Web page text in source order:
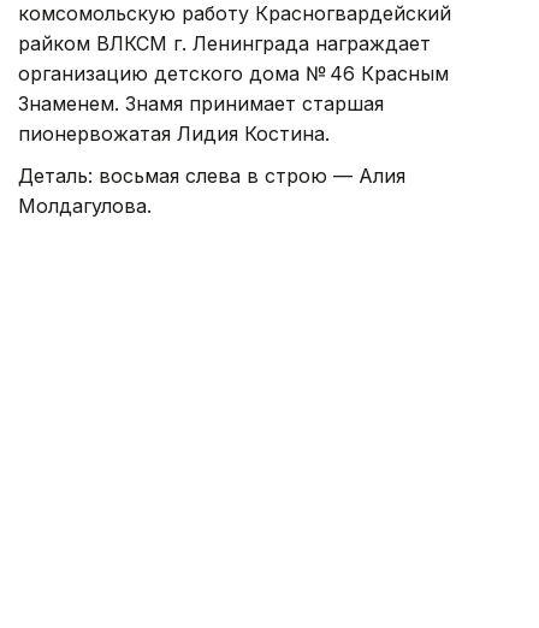
комсомольскую работу Красногвардейский
райком ВЛКСМ г. Ленинграда награждает
организацию детского дома № 46 Красным
Знаменем. Знамя принимает старшая
пионервожатая Лидия Костина.
Деталь: восьмая слева в строю — Алия
Молдагулова.